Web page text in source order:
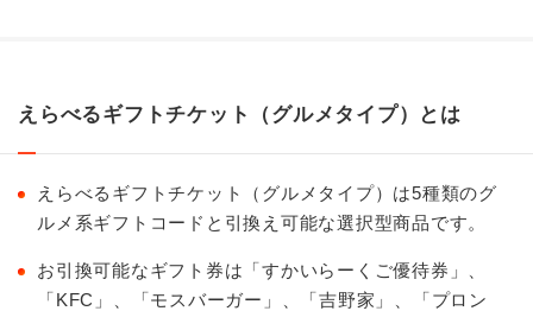
えらべるギフトチケット（グルメタイプ）とは
えらべるギフトチケット（グルメタイプ）は5種類のグ
ルメ系ギフトコードと引換え可能な選択型商品です。
お引換可能なギフト券は「すかいらーくご優待券」、
「KFC」、「モスバーガー」、「吉野家」、「プロン